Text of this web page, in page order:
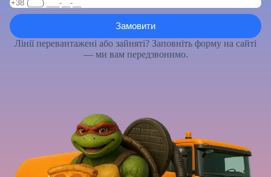
Лінії перевантажені або зайняті? Заповніть форму на сайті
— ми вам передзвонимо.